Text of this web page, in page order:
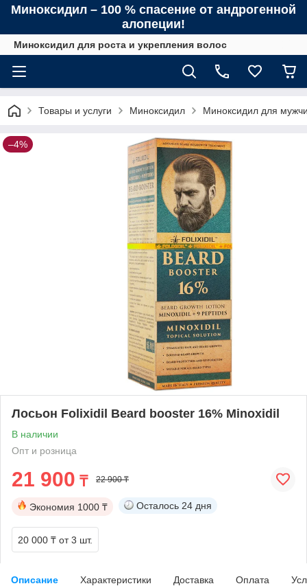
Миноксидил – 100 % спасение от андрогенной
алопеции!
Миноксидил для роста и укрепления волос
Товары и услуги Миноксидил Миноксидил для
–4%
Лосьон Folixidil Beard booster 16% Minoxidil
В наличии
Опт и розница
21 900 ₸ 22 900 ₸
Экономия 1000 ₸ Осталось 24 дня
20 000 ₸ от 3 шт.
Описание Характеристики Доставка Оплата